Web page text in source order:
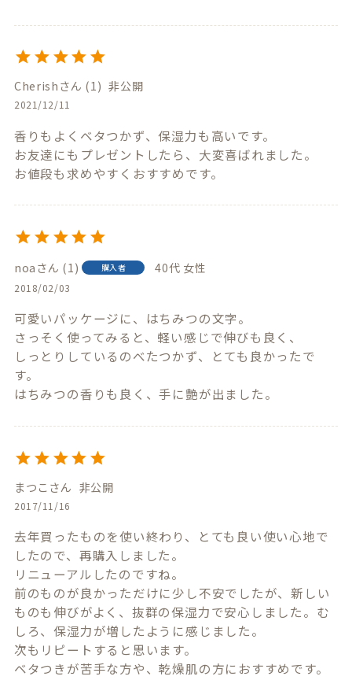
Cherish 1 非公開
2021/12/11
香りもよくベタつかず、保湿力も高いです。
お友達にもプレゼントしたら、大変喜ばれました。
お値段も求めやすくおすすめです。
noa 1 購入者 40代 女性
2018/02/03
可愛いパッケージに、はちみつの文字。
さっそく使ってみると、軽い感じで伸びも良く、
しっとりしているのべたつかず、とても良かったで
す。
まつこ 非公開
2017/11/16
去年買ったものを使い終わり、とても良い使い心地で
したので、再購入しました。
リニューアルしたのですね。
前のものが良かっただけに少し不安でしたが、新しい
ものも伸びがよく、抜群の保湿力で安心しました。む
しろ、保湿力が増したように感じました。
次もリピートすると思います。
ベタつきが苦手な方や、乾燥肌の方におすすめです。